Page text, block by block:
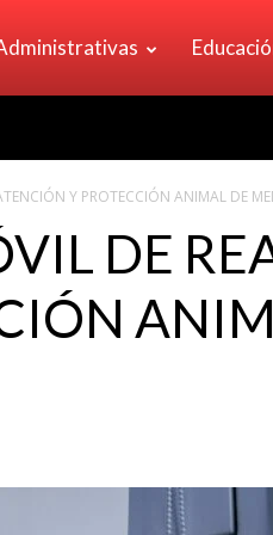
Y PROTECCIÓN ANIMAL DE
DE